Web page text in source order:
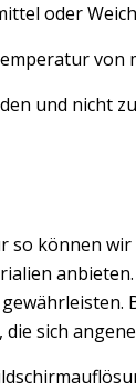
oder
von
und nicht
so können
sich